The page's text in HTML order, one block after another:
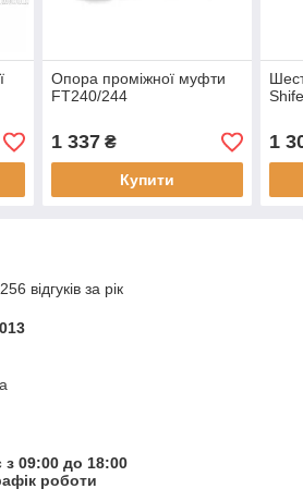
Опора проміжної муфти
FT240/244
1 337₴
Купити
1
відгуків за рік
09:00 до 18:00
роботи